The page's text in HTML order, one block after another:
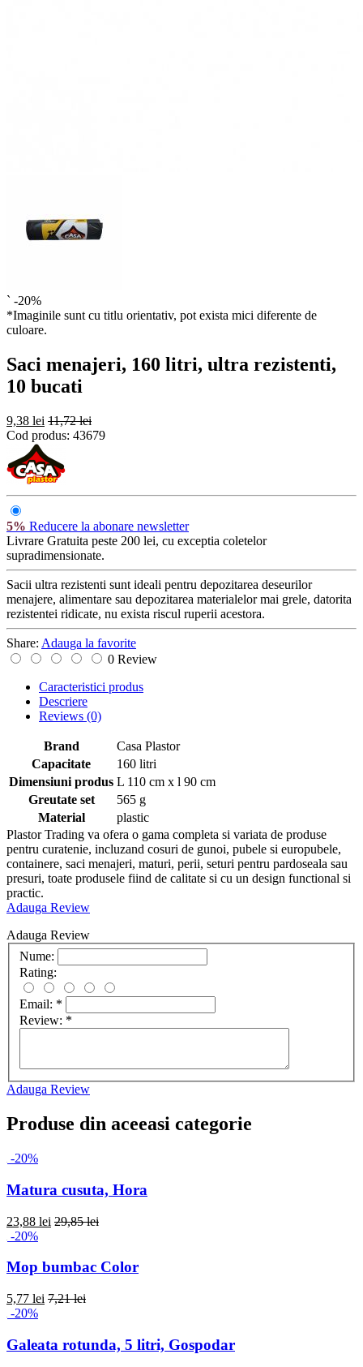
` -20%
*Imaginile sunt cu titlu orientativ, pot exista mici diferente de
culoare.
Saci menajeri, 160 litri, ultra rezistenti,
10 bucati
9,38 lei 11,72 lei
Cod produs: 43679
5% Reducere la abonare newsletter
Livrare Gratuita peste 200 lei, cu exceptia coletelor
supradimensionate.
Sacii ultra rezistenti sunt ideali pentru depozitarea deseurilor
menajere, alimentare sau depozitarea materialelor mai grele, datorita
rezistentei ridicate, nu exista riscul ruperii acestora.
Share: Adauga la favorite
0 Review
Caracteristici produs
Descriere
Reviews (0)
Brand
Casa Plastor
Capacitate
160 litri
Dimensiuni produs L 110 cm x l 90 cm
Greutate set
565 g
Material
plastic
Plastor Trading va ofera o gama completa si variata de produse
pentru curatenie, incluzand cosuri de gunoi, pubele si europubele,
containere, saci menajeri, maturi, perii, seturi pentru pardoseala sau
presuri, toate produsele fiind de calitate si cu un design functional si
practic.
Adauga Review
Adauga Review
Nume:
Rating:
Email: *
Review: *
Adauga Review
Produse din aceeasi categorie
-20%
Matura cusuta, Hora
23,88 lei 29,85 lei
-20%
Mop bumbac Color
5,77 lei 7,21 lei
-20%
Galeata rotunda, 5 litri, Gospodar